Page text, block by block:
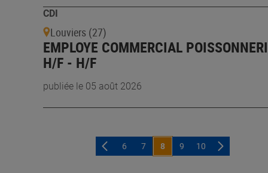
CDI
Louviers (27)
EMPLOYE COMMERCIAL
H/F - H/F
publiée le 05 août 2026
6 7 8 9 10